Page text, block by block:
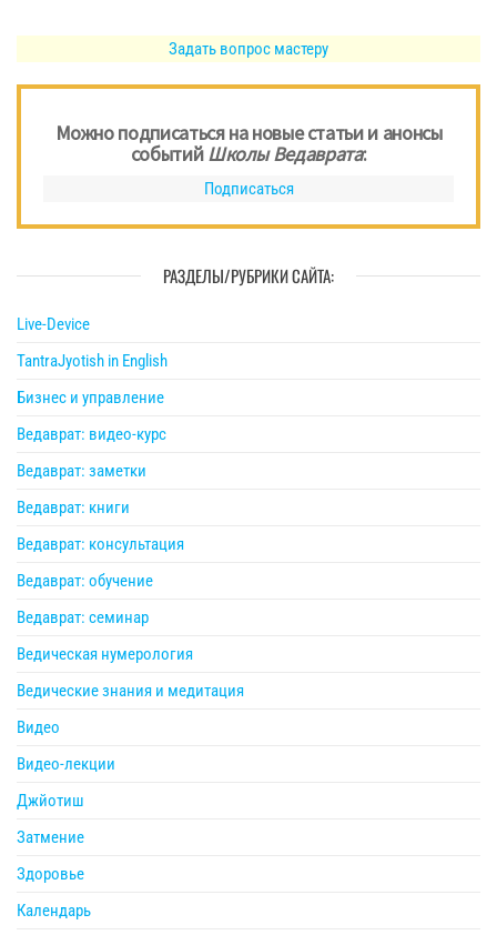
Задать вопрос мастеру
Можно подписаться на новые статьи и анонсы
событийШколы Ведаврата:
Подписаться
РАЗДЕЛЫ/РУБРИКИ САЙТА:
Live-Device
TantraJyotish in English
Бизнес и управление
Ведаврат: видео-курс
Ведаврат: заметки
Ведаврат: книги
Ведаврат: консультация
Ведаврат: обучение
Ведаврат: семинар
Ведическая нумерология
Ведические знания и медитация
Видео
Видео-лекции
Джйотиш
Затмение
Здоровье
Календарь